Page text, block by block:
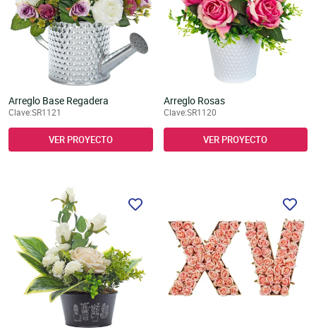
Arreglo Base Regadera
Clave:SR1121
VER PROYECTO
Arreglo Rosas
Clave:SR1120
VER PROYECTO